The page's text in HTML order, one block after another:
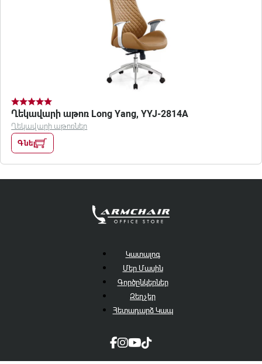
Ղեկավարի աթոռ Long Yang, YYJ-2814A
Ղեկավարի աթոռներ
Գնել
Կատալոգ
Մեր Մասին
Գործընկերներ
Զեղչեր
Հետադարձ Կապ